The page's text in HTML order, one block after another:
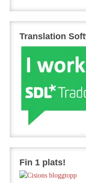
Translation
Fin 1 plats!